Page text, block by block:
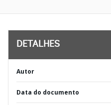
DETALHES
Autor
Data do documento